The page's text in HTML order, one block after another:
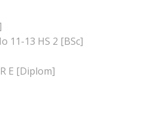
11-13 HS 2 [BSc]
E [Diplom]